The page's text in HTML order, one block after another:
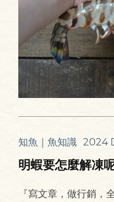
知魚｜魚知識 2024
明蝦要怎麼解凍
『寫文章，做行銷，